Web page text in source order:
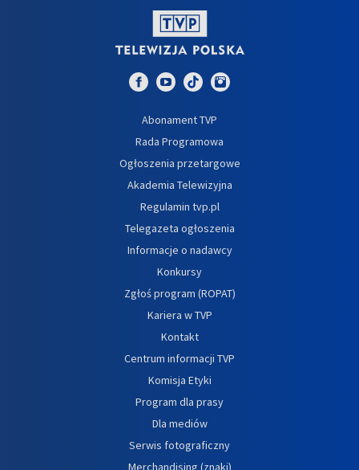
Abonament TVP
Rada Programowa
Ogłoszenia przetargowe
Akademia Telewizyjna
Regulamin tvp.pl
Telegazeta ogłoszenia
Informacje o nadawcy
Konkursy
Zgłoś program (ROPAT)
Kariera w TVP
Kontakt
Centrum informacji TVP
Komisja Etyki
Program dla prasy
Dla mediów
Serwis fotograficzny
Merchandising (znaki)